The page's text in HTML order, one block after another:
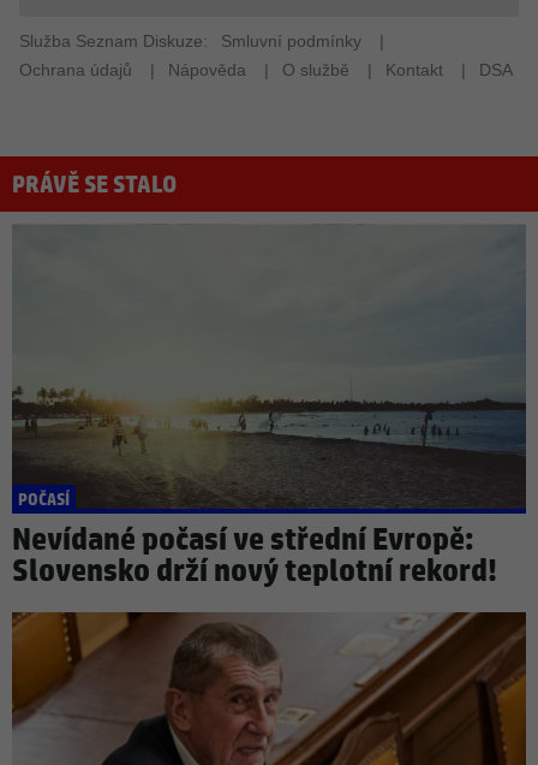
PRÁVĚ SE STALO
POČASÍ
Nevídané počasí ve střední Evropě:
Slovensko drží nový teplotní rekord!